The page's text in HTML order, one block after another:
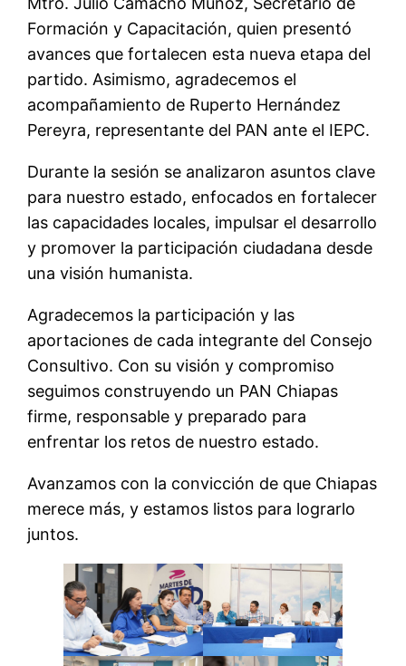
Formación y Capacitación, quien presentó
avances que fortalecen esta nueva etapa del
partido. Asimismo, agradecemos el
acompañamiento de Ruperto Hernández
Pereyra, representante del PAN ante el IEPC.
Durante la sesión se analizaron asuntos clave
para nuestro estado, enfocados en fortalecer
las capacidades locales, impulsar el desarrollo
y promover la participación ciudadana desde
una visión humanista.
Agradecemos la participación y las
aportaciones de cada integrante del Consejo
Consultivo. Con su visión y compromiso
seguimos construyendo un PAN Chiapas
firme, responsable y preparado para
enfrentar los retos de nuestro estado.
Avanzamos con la convicción de que Chiapas
merece más, y estamos listos para lograrlo
juntos.